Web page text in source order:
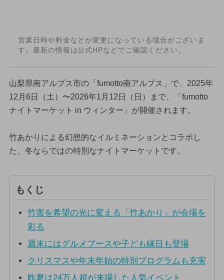
営業日時や料金などが変更になっている場合がございま
す。最新の情報は公式HPなどでご確認ください。
山梨県南アルプス市の「fumotto南アルプス」で、2025年
12月6日（土）〜2026年1月12日（日）まで、「fumotto
ナイトマーケット in ウィンター」が開催されます。
竹あかりによる幻想的なイルミネーションとコラボし
た、冬ならではの特別なナイトマーケットです。
もくじ
竹害を希望の光に変える「竹あかり」が会場を
彩る
週末にはグルメブースや子ども縁日も登場
クリスマスや年末年始の特別プログラムも充実
昨夏は24万人超が来場した人気イベント